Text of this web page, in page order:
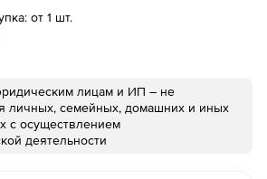
от 1 шт.
лицам и ИП – не
личных, семейных, домашних и иных
с осуществлением
деятельности